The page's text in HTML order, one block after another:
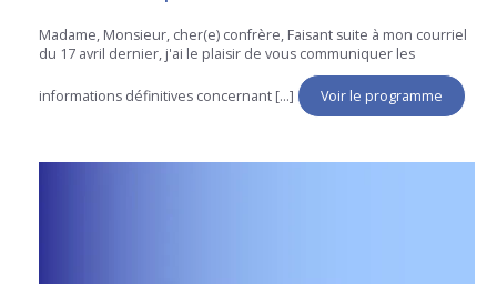
Madame, Monsieur, cher(e) confrère, Faisant suite à mon courriel
du 17 avril dernier, j'ai le plaisir de vous communiquer les
informations définitives concernant [...] Voir le programme